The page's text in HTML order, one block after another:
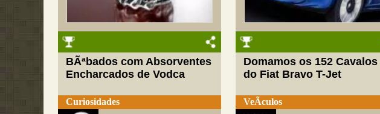
BÃªbados com Absorventes
Encharcados de Vodca
Curiosidades
Domamos os 152 Cavalos
do Fiat Bravo T-Jet
VeÃ­culos